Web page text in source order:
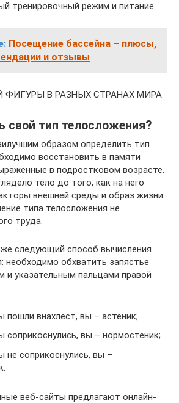
тренировочный режим и питание.
Посещение бассейна – плюсы,
и отзывы
В РАЗНЫХ СТРАНАХ МИРА
свой тип телосложения?
образом определить тип
восстановить в памяти
в подростковом возрасте.
тело до того, как на него
внешней среды и образ жизни.
типа телосложения не
труда.
следующий способ вычисления
необходимо обхватить запястье
и указательным пальцами правой
пошли внахлест, вы – астеник;
соприкоснулись, вы – нормостеник;
не соприкоснулись, вы –
веб-сайты предлагают онлайн-